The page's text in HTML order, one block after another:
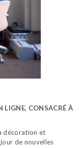
LIGNE, CONSACRÉ À
décoration et
de nouvelles